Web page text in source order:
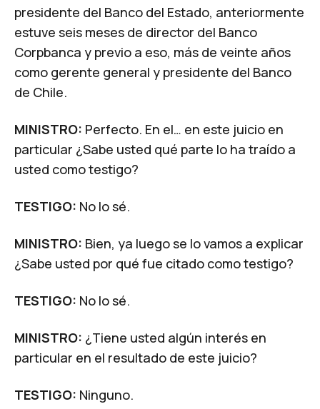
presidente del Banco del Estado, anteriormente
estuve seis meses de director del Banco
Corpbanca y previo a eso, más de veinte años
como gerente general y presidente del Banco
de Chile.
MINISTRO: Perfecto. En el… en este juicio en
particular ¿Sabe usted qué parte lo ha traído a
usted como testigo?
TESTIGO: No lo sé.
MINISTRO: Bien, ya luego se lo vamos a explicar
¿Sabe usted por qué fue citado como testigo?
TESTIGO: No lo sé.
MINISTRO: ¿Tiene usted algún interés en
particular en el resultado de este juicio?
TESTIGO: Ninguno.